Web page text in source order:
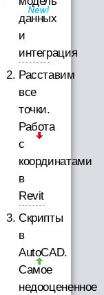
данных
и
интеграция
Расставим
все
точки.
Работа
с
координатами
в
Revit
Скрипты
в
AutoCAD.
Самое
недооцененное